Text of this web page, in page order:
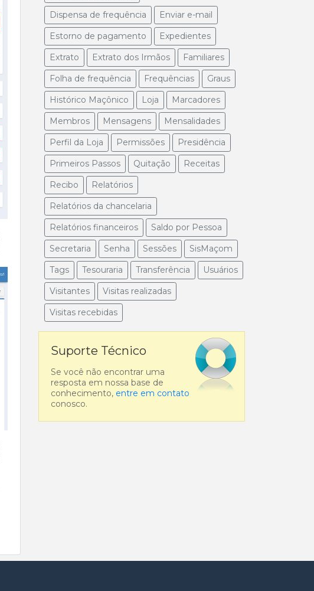
Dispensa de frequência
Enviar e-mail
Estorno de pagamento
Expedientes
Extrato
Extrato dos Irmãos
Familiares
Folha de frequência
Frequências
Graus
Histórico Maçônico
Loja
Marcadores
Membros
Mensagens
Mensalidades
Perfil da Loja
Permissões
Presidência
Primeiros Passos
Quitação
Receitas
Recibo
Relatórios
Relatórios da chancelaria
Relatórios financeiros
Saldo por Pessoa
Secretaria
Senha Sessões
SisMaçom
Tags
Tesouraria Transferência
Usuários
Visitantes
Visitas realizadas
Visitas recebidas
Suporte Técnico
Se você não encontrar uma
resposta em nossa base de
conhecimento, entre em contato
conosco.